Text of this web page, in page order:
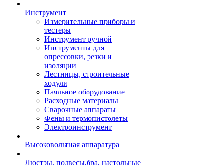
Инструмент
Измерительные приборы и
тестеры
Инструмент ручной
Инструменты для
опрессовки, резки и
изоляции
Лестницы, строительные
ходули
Паяльное оборудование
Расходные материалы
Сварочные аппараты
Фены и термопистолеты
Электроинструмент
Высоковольтная аппаратура
Люстры, подвесы,бра, настольные